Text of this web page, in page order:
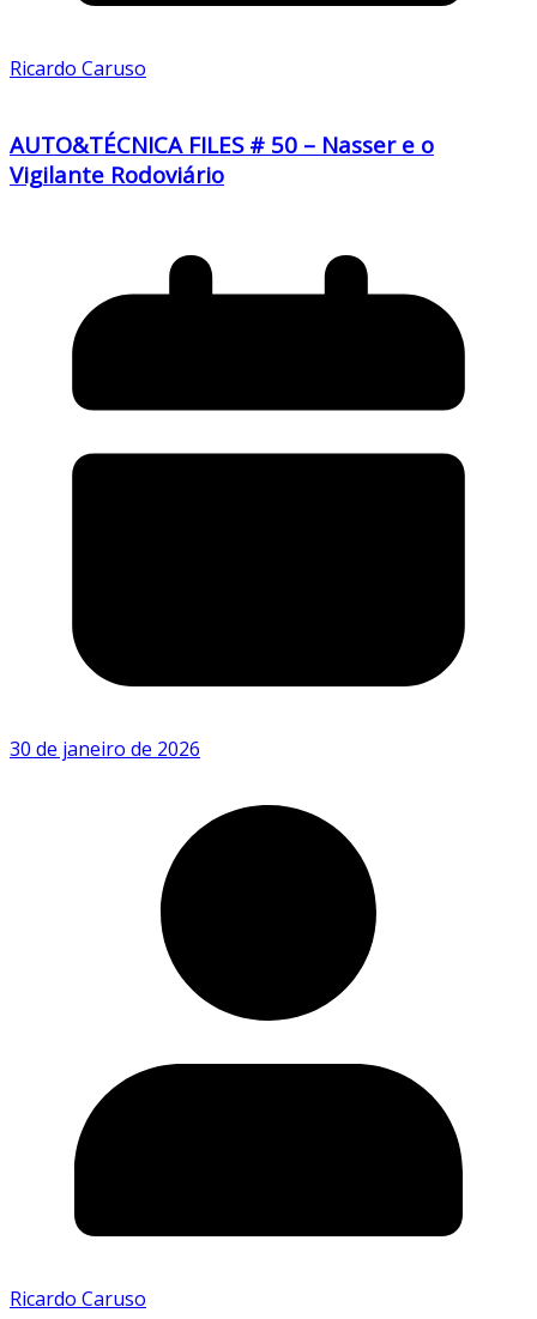
Ricardo Caruso
AUTO&TÉCNICA FILES # 50 – Nasser e o
Vigilante Rodoviário
30 de janeiro de 2026
Ricardo Caruso